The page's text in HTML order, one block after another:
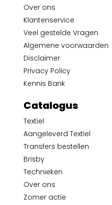
Over ons
Klantenservice
Veel gestelde Vragen
Algemene voorwaarden
Disclaimer
Privacy Policy
Kennis Bank
Catalogus
Textiel
Aangeleverd Textiel
Transfers bestellen
Brisby
Technieken
Over ons
Zomer actie